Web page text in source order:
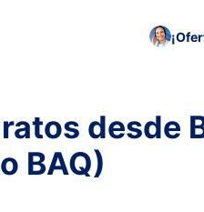
desde
BAQ)